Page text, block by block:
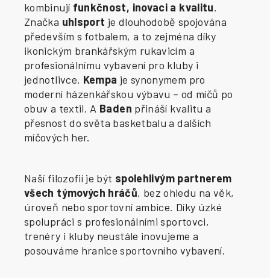
kombinují funkčnost, inovaci a kvalitu.
Značka uhlsport je dlouhodobě spojována
především s fotbalem, a to zejména díky
ikonickým brankářským rukavicím a
profesionálnímu vybavení pro kluby i
jednotlivce. Kempa je synonymem pro
moderní házenkářskou výbavu – od míčů po
obuv a textil. A Baden přináší kvalitu a
přesnost do světa basketbalu a dalších
míčových her.
Naší filozofií je být spolehlivým partnerem
všech týmových hráčů, bez ohledu na věk,
úroveň nebo sportovní ambice. Díky úzké
spolupráci s profesionálními sportovci,
trenéry i kluby neustále inovujeme a
posouváme hranice sportovního vybavení.